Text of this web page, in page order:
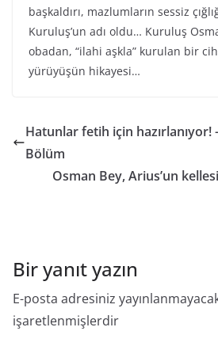
başkaldırı, mazlumların sessiz
Kuruluş’un adı oldu… Kuruluş
obadan, “ilahi aşkla” kurulan bir
yürüyüşün hikayesi…
Hatunlar fetih için hazırlanıyor!
Bölüm
Osman Bey, Arius’un
Bir yanıt yazın
E-posta adresiniz
işaretlenmişlerdir